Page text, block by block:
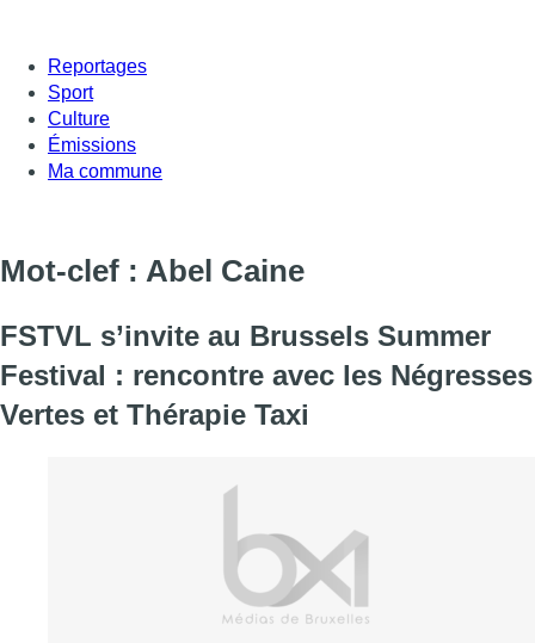
Reportages
Sport
Culture
Émissions
Ma commune
Mot-clef : Abel Caine
FSTVL s’invite au Brussels Summer
Festival : rencontre avec les Négresses
Vertes et Thérapie Taxi